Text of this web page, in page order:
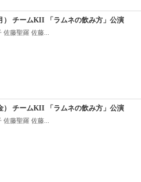
） チームKII 「ラムネの飲み方」公演
藤聖羅 佐藤...
） チームKII 「ラムネの飲み方」公演
藤聖羅 佐藤...